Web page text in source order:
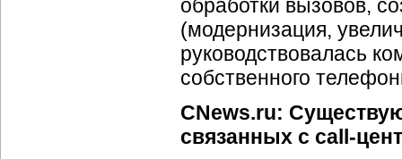
обработки вызовов,
(модернизация,
руководствовалась
собственного
CNews.ru:
связанных с call-